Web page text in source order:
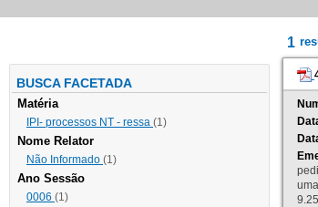
BUSCA FACETADA
Matéria
IPI- processos NT - ressa (1)
Nome Relator
Não Informado (1)
Ano Sessão
0006 (1)
1